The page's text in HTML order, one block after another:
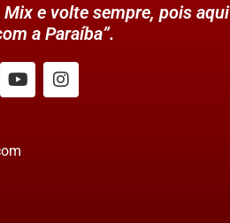
e volte sempre, pois aqui
a Paraíba”.